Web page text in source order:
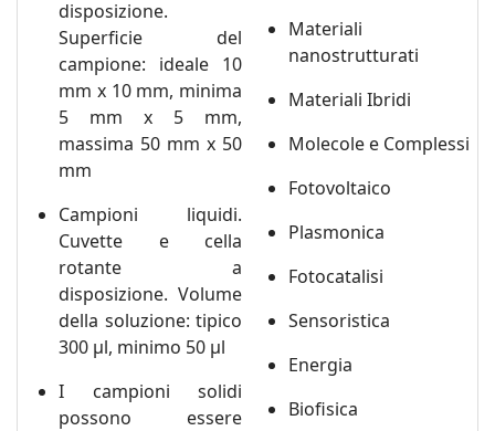
disposizione.
Superficie del
campione: ideale 10
mm x 10 mm, minima
5 mm x 5 mm,
massima 50 mm x 50
mm
Campioni liquidi.
Cuvette e cella
rotante a
disposizione. Volume
della soluzione: tipico
300 μl, minimo 50 μl
I campioni solidi
possono essere
Materiali
nanostrutturati
Materiali Ibridi
Molecole e Complessi
Fotovoltaico
Plasmonica
Fotocatalisi
Sensoristica
Energia
Biofisica